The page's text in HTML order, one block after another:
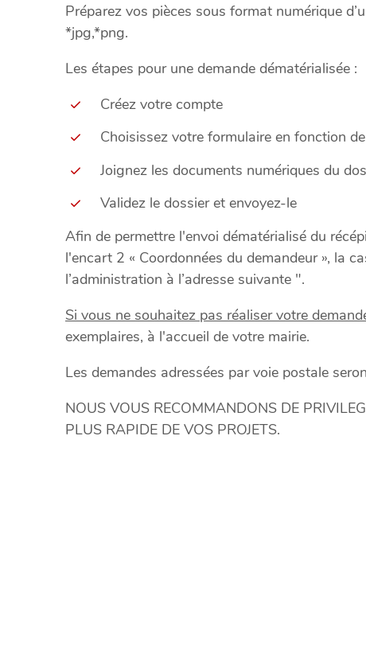
Préparez vos pièces sous format numérique
*jpg,*png.
Les étapes pour une demande dématérialisée :
Créez votre compte
Choisissez votre formulaire en fonction
Joignez les documents numériques du
Validez le dossier et envoyez-le
Afin de permettre l'envoi dématérialisé du
l'encart 2 « Coordonnées du demandeur », la
l’administration à l’adresse suivante ".
Si vous ne souhaitez pas réaliser votre
exemplaires, à l'accueil de votre mairie.
Les demandes adressées par voie postale
NOUS VOUS RECOMMANDONS DE
PLUS RAPIDE DE VOS PROJETS.